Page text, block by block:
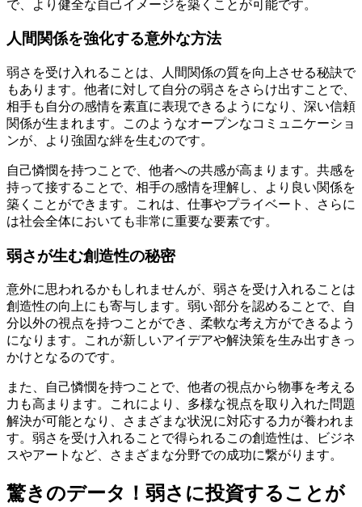
で、より健全な自己イメージを築くことが可能です。
人間関係を強化する意外な方法
弱さを受け入れることは、人間関係の質を向上させる秘訣で
もあります。他者に対して自分の弱さをさらけ出すことで、
相手も自分の感情を素直に表現できるようになり、深い信頼
関係が生まれます。このようなオープンなコミュニケーショ
ンが、より強固な絆を生むのです。
自己憐憫を持つことで、他者への共感が高まります。共感を
持って接することで、相手の感情を理解し、より良い関係を
築くことができます。これは、仕事やプライベート、さらに
は社会全体においても非常に重要な要素です。
弱さが生む創造性の秘密
意外に思われるかもしれませんが、弱さを受け入れることは
創造性の向上にも寄与します。弱い部分を認めることで、自
分以外の視点を持つことができ、柔軟な考え方ができるよう
になります。これが新しいアイデアや解決策を生み出すきっ
かけとなるのです。
また、自己憐憫を持つことで、他者の視点から物事を考える
力も高まります。これにより、多様な視点を取り入れた問題
解決が可能となり、さまざまな状況に対応する力が養われま
す。弱さを受け入れることで得られるこの創造性は、ビジネ
スやアートなど、さまざまな分野での成功に繋がります。
驚きのデータ！弱さに投資することが